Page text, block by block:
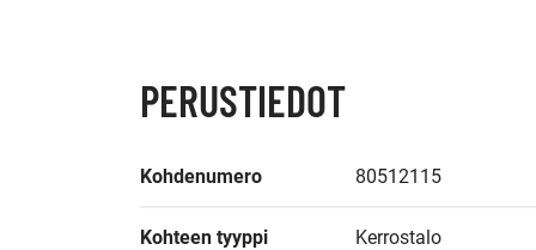
PERUSTIEDOT
Kohdenumero 80512115
Kohteen tyyppi Kerrostalo